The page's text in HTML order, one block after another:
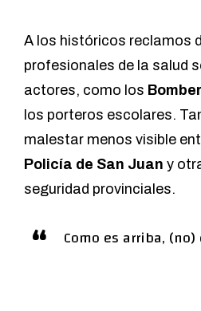
A los históricos reclamos
profesionales de la salud
actores, como los
los porteros escolares.
malestar menos visible
Policía de San Juan y
seguridad provinciales.
Como es arriba,